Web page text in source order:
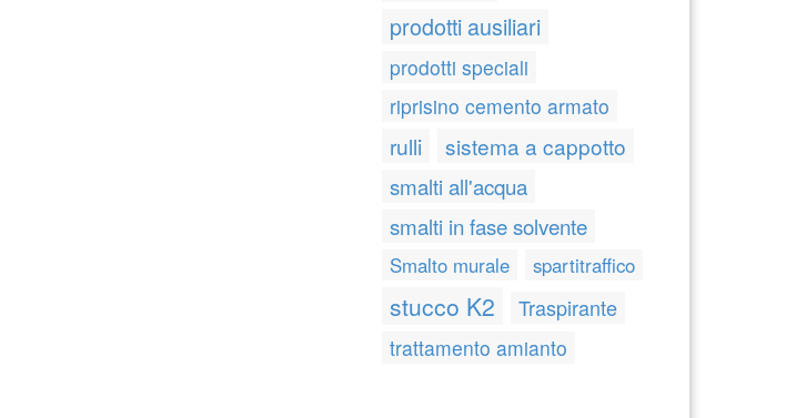
prodotti ausiliari
prodotti speciali
riprisino cemento armato
rulli
sistema a cappotto
smalti all'acqua
smalti in fase solvente
Smalto murale spartitraffico
stucco K2 Traspirante
trattamento amianto